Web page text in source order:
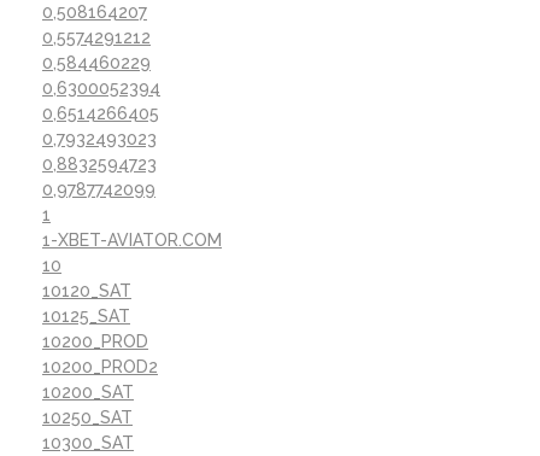
0,508164207
0,5574291212
0,584460229
0,6300052394
0,6514266405
0,7932493023
0,8832594723
0,9787742099
1
1-XBET-AVIATOR.COM
10
10120_SAT
10125_SAT
10200_PROD
10200_PROD2
10200_SAT
10250_SAT
10300_SAT